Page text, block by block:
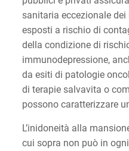
sanitaria eccezionale
esposti a rischio di
della condizione di
immunodepressione,
da esiti di patologie
di terapie salvavita o
possono caratterizzare
L’inidoneità alla
cui sopra non può in